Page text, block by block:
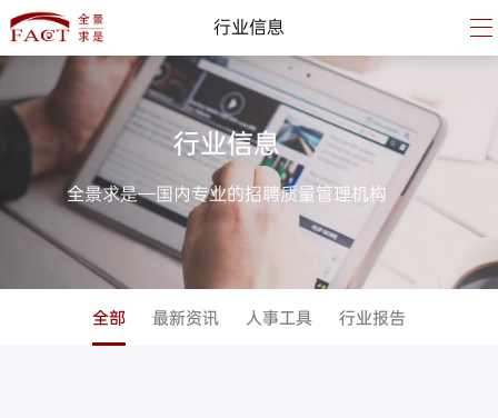
行业信息
行业信息
全景求是—国内专业的招聘质量管理机构
全部 最新资讯 人事工具 行业报告